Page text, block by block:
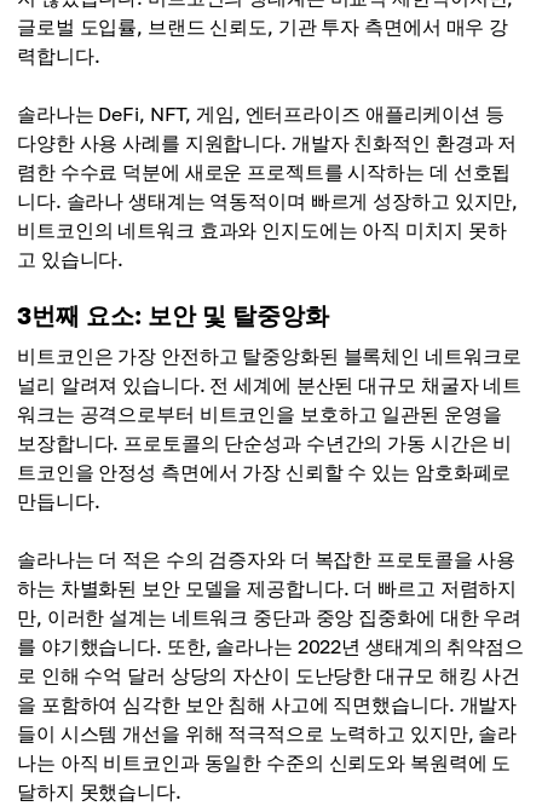
글로벌 도입률, 브랜드 신뢰도, 기관 투자 측면에서 매우 강
력합니다.
솔라나는 DeFi, NFT, 게임, 엔터프라이즈 애플리케이션 등
다양한 사용 사례를 지원합니다. 개발자 친화적인 환경과 저
렴한 수수료 덕분에 새로운 프로젝트를 시작하는 데 선호됩
니다. 솔라나 생태계는 역동적이며 빠르게 성장하고 있지만,
비트코인의 네트워크 효과와 인지도에는 아직 미치지 못하
고 있습니다.
3번째 요소: 보안 및 탈중앙화
비트코인은 가장 안전하고 탈중앙화된 블록체인 네트워크로
널리 알려져 있습니다. 전 세계에 분산된 대규모 채굴자 네트
워크는 공격으로부터 비트코인을 보호하고 일관된 운영을
보장합니다. 프로토콜의 단순성과 수년간의 가동 시간은 비
트코인을 안정성 측면에서 가장 신뢰할 수 있는 암호화폐로
만듭니다.
솔라나는 더 적은 수의 검증자와 더 복잡한 프로토콜을 사용
하는 차별화된 보안 모델을 제공합니다. 더 빠르고 저렴하지
만, 이러한 설계는 네트워크 중단과 중앙 집중화에 대한 우려
를 야기했습니다. 또한, 솔라나는 2022년 생태계의 취약점으
로 인해 수억 달러 상당의 자산이 도난당한 대규모 해킹 사건
을 포함하여 심각한 보안 침해 사고에 직면했습니다. 개발자
들이 시스템 개선을 위해 적극적으로 노력하고 있지만, 솔라
나는 아직 비트코인과 동일한 수준의 신뢰도와 복원력에 도
달하지 못했습니다.